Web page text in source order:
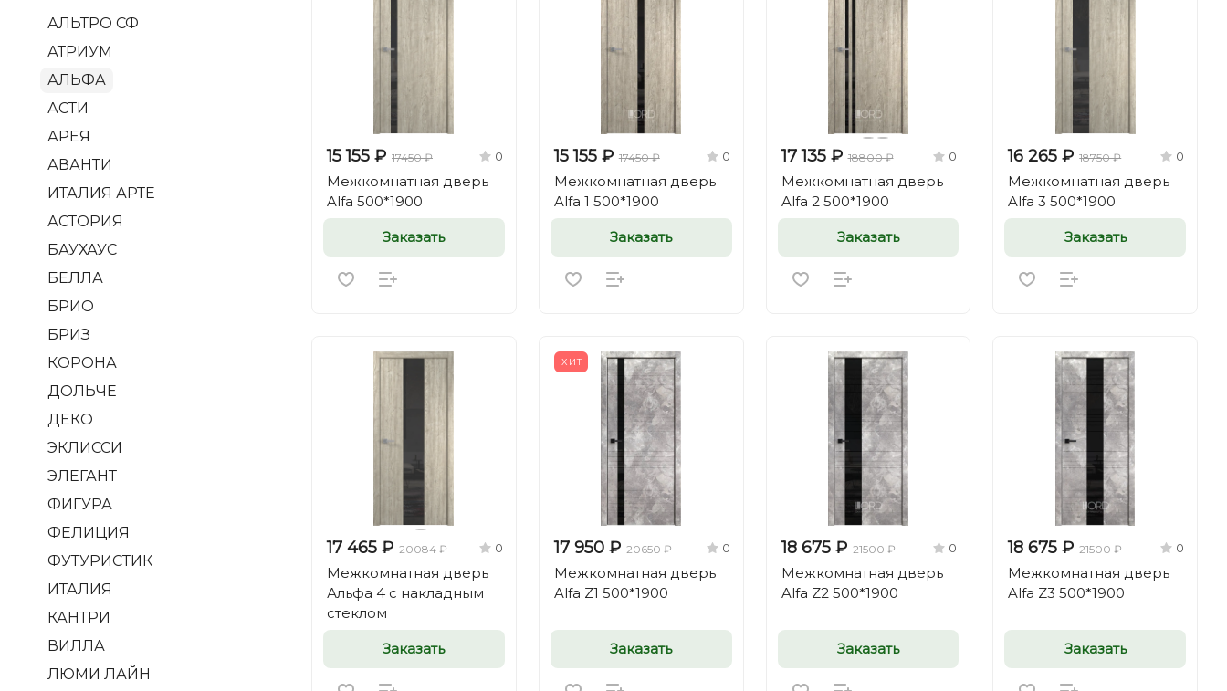
15 155 ₽ 17450 ₽ 0
Межкомнатная дверь
Alfa 500*1900
Заказать
15 155 ₽ 17450 ₽ 0
Межкомнатная дверь
Alfa 1 500*1900
Заказать
17 135 ₽ 18800 ₽ 0
Межкомнатная дверь
Alfa 2 500*1900
Заказать
16 265 ₽ 18750 ₽ 0
Межкомнатная дверь
Alfa 3 500*1900
Заказать
17 465 ₽ 20084 ₽ 0
Межкомнатная дверь
Альфа 4 с накладным
стеклом
Заказать
ХИТ
17 950 ₽ 20650 ₽ 0
Межкомнатная дверь
Alfa Z1 500*1900
Заказать
18 675 ₽ 21500 ₽ 0
Межкомнатная дверь
Alfa Z2 500*1900
Заказать
18 675 ₽ 21500 ₽ 0
Межкомнатная дверь
Alfa Z3 500*1900
Заказать
АЛЬТРО СФ
АТРИУМ
АЛЬФА
АСТИ
АРЕЯ
АВАНТИ
ИТАЛИЯ АРТЕ
АСТОРИЯ
БАУХАУС
БЕЛЛА
БРИО
БРИЗ
КОРОНА
ДОЛЬЧЕ
ДЕКО
ЭКЛИССИ
ЭЛЕГАНТ
ФИГУРА
ФЕЛИЦИЯ
ФУТУРИСТИК
ИТАЛИЯ
КАНТРИ
ВИЛЛА
ЛЮМИ ЛАЙН